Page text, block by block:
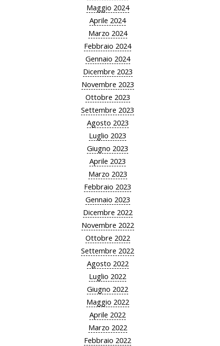
Maggio 2024
Aprile 2024
Marzo 2024
Febbraio 2024
Gennaio 2024
Dicembre 2023
Novembre 2023
Ottobre 2023
Settembre 2023
Agosto 2023
Luglio 2023
Giugno 2023
Aprile 2023
Marzo 2023
Febbraio 2023
Gennaio 2023
Dicembre 2022
Novembre 2022
Ottobre 2022
Settembre 2022
Agosto 2022
Luglio 2022
Giugno 2022
Maggio 2022
Aprile 2022
Marzo 2022
Febbraio 2022